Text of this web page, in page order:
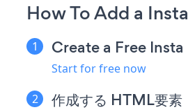
How To Add a
Create a Free
Start for free now
作成する HTML要素